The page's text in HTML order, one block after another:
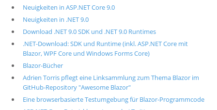
Neuigkeiten in ASP.NET Core 9.0
Neuigkeiten in .NET 9.0
Download .NET 9.0 SDK und .NET 9.0 Runtimes
.NET-Download: SDK und Runtime (inkl. ASP.NET Core mit
Blazor, WPF Core und Windows Forms Core)
Blazor-Bücher
Adrien Torris pflegt eine Linksammlung zum Thema Blazor im
GitHub-Repository "Awesome Blazor"
Eine browserbasierte Testumgebung für Blazor-Programmcode